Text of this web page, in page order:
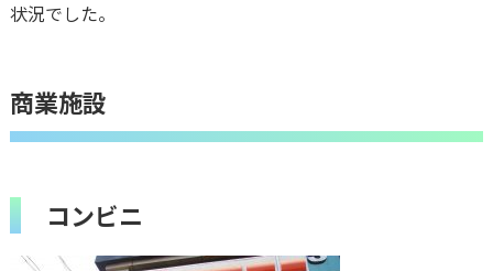
状況でした。
商業施設
コンビニ